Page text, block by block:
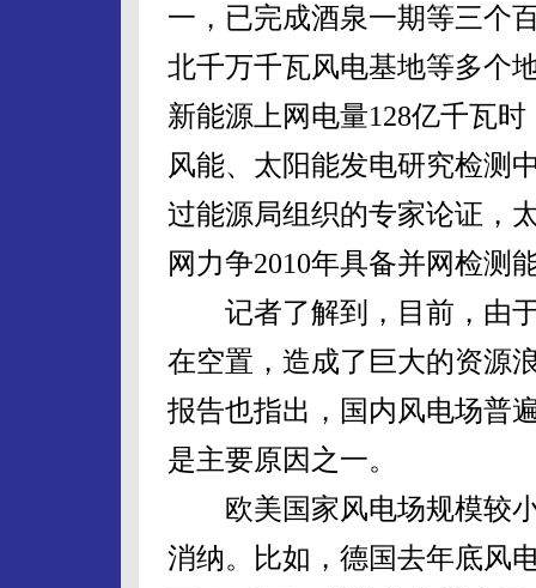
一，已完成酒泉一期等三个
北千万千瓦风电基地等多个
新能源上网电量128亿千瓦
风能、太阳能发电研究检测
过能源局组织的专家论证，
网力争2010年具备并网检测
记者了解到，目前，由于
在空置，造成了巨大的资源
报告也指出，国内风电场普
是主要原因之一。
欧美国家风电场规模较小
消纳。比如，德国去年底风